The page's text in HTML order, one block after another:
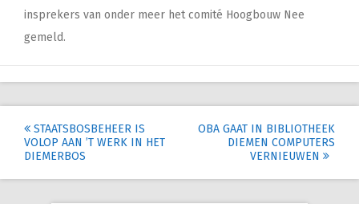
insprekers van onder meer het comité Hoogbouw Nee
gemeld.
Post
navigation
STAATSBOSBEHEER IS
VOLOP AAN ’T WERK IN HET
DIEMERBOS
OBA GAAT IN BIBLIOTHEEK
DIEMEN COMPUTERS
VERNIEUWEN